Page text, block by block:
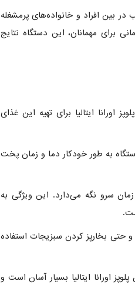
بین افراد و خانواده‌های پرمشغله
برای مهمانان، این دستگاه نتایج
ایتالیا برای تهیه این غذای
به طور خودکار دما و زمان پخت
سرو نگه می‌دارد. این ویژگی به
حتی بخارپز کردن سبزیجات استفاده
اورانا ایتالیا بسیار آسان است و